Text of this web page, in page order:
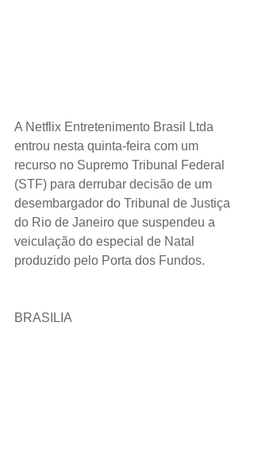
A Netflix Entretenimento Brasil Ltda
entrou nesta quinta-feira com um
recurso no Supremo Tribunal Federal
(STF) para derrubar decisão de um
desembargador do Tribunal de Justiça
do Rio de Janeiro que suspendeu a
veiculação do especial de Natal
produzido pelo Porta dos Fundos.
BRASILIA